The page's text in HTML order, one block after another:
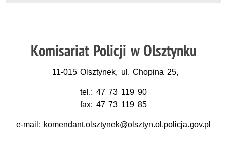
Komisariat Policji w Olsztynku
11-015 Olsztynek, ul. Chopina 25,
tel.: 47 73 119 90
fax: 47 73 119 85
e-mail: komendant.olsztynek@olsztyn.ol.policja.gov.pl